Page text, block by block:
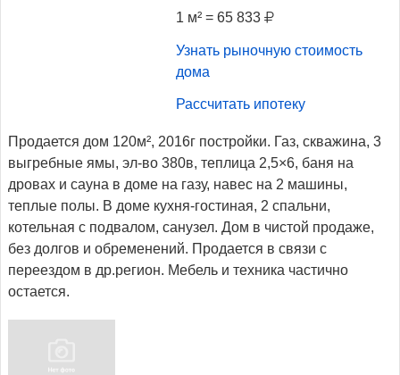
1 м² = 65 833
Узнать рыночную стоимость
дома
Рассчитать ипотеку
Продается дом 120м², 2016г постройки. Газ, скважина, 3
выгребные ямы, эл-во 380в, теплица 2,5×6, баня на
дровах и сауна в доме на газу, навес на 2 машины,
теплые полы. В доме кухня-гостиная, 2 спальни,
котельная с подвалом, санузел. Дом в чистой продаже,
без долгов и обременений. Продается в связи с
переездом в др.регион. Мебель и техника частично
остается.